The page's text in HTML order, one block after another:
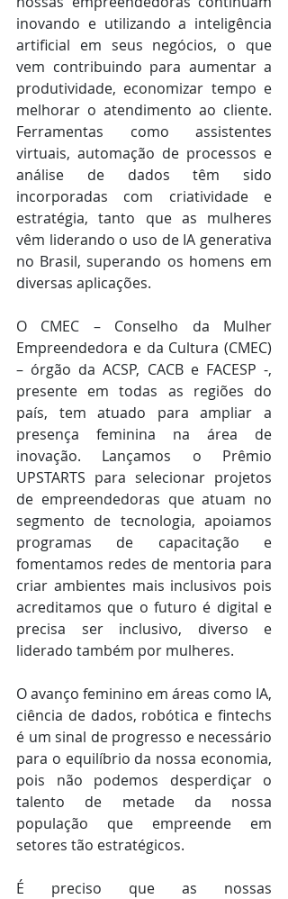
inovando e utilizando a inteligência
artificial em seus negócios, o que
vem contribuindo para aumentar a
produtividade, economizar tempo e
melhorar o atendimento ao cliente.
Ferramentas como assistentes
virtuais, automação de processos e
análise de dados têm sido
incorporadas com criatividade e
estratégia, tanto que as mulheres
vêm liderando o uso de IA generativa
no Brasil, superando os homens em
diversas aplicações.
O CMEC – Conselho da Mulher
Empreendedora e da Cultura (CMEC)
– órgão da ACSP, CACB e FACESP -,
presente em todas as regiões do
país, tem atuado para ampliar a
presença feminina na área de
inovação. Lançamos o Prêmio
UPSTARTS para selecionar projetos
de empreendedoras que atuam no
segmento de tecnologia, apoiamos
programas de capacitação e
fomentamos redes de mentoria para
criar ambientes mais inclusivos pois
acreditamos que o futuro é digital e
precisa ser inclusivo, diverso e
liderado também por mulheres.
O avanço feminino em áreas como IA,
ciência de dados, robótica e fintechs
é um sinal de progresso e necessário
para o equilíbrio da nossa economia,
pois não podemos desperdiçar o
talento de metade da nossa
população que empreende em
setores tão estratégicos.
É preciso que as nossas